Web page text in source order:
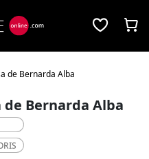
de Bernarda Alba
de Bernarda Alba